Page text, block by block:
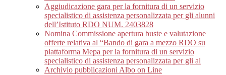
Aggiudicazione gara per la fornitura di un servizio
specialistico di assistenza personalizzata per gli alunni
dell’Istituto RDO NUM. 2403828
Nomina Commissione apertura buste e valutazione
offerte relativa al “Bando di gara a mezzo RDO su
piattaforma Mepa per la fornitura di un servizio
specialistico di assistenza personalizzata per gli al
Archivio pubblicazioni Albo on Line